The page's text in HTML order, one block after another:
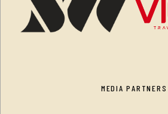
MEDIA PARTNERS